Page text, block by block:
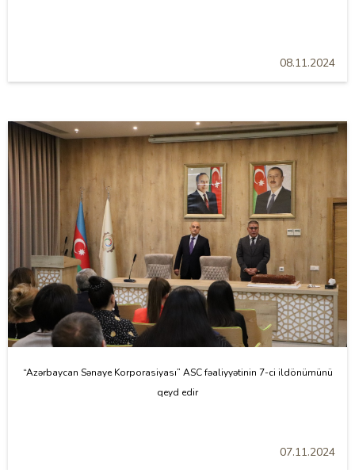
08.11.2024
“Azərbaycan Sənaye Korporasiyası” ASC fəaliyyətinin 7-ci ildönümünü
qeyd edir
07.11.2024